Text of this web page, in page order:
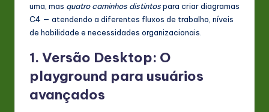
uma, mas quatro caminhos distintospara criar diagramas
C4 — atendendo a diferentes fluxos de trabalho, níveis
de habilidade e necessidades organizacionais.
1. Versão Desktop: O
playground para usuários
avançados